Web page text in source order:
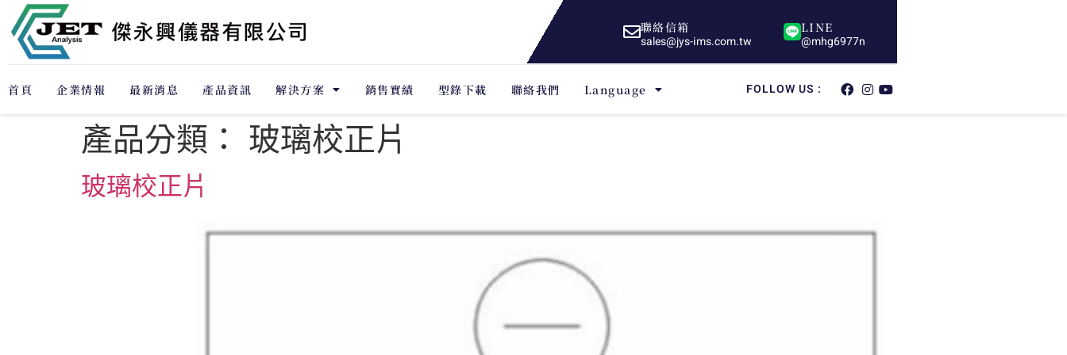
聯絡信箱
sales@jys-ims.com.tw
LINE
@mhg6977n
首頁 企業情報 最新消息 產品資訊 解決方案 銷售實績 型錄下載 聯絡我們 Language FOLLOW US :
產品分類： 玻璃校正片
玻璃校正片